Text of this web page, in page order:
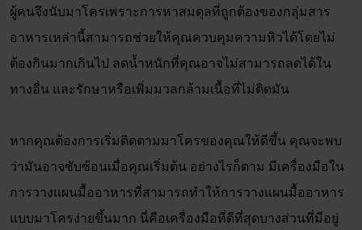
ผู้คนจึงนับมาโครเพราะการหาสมดุลที่ถูกต้องของกลุ่มสาร
อาหารเหล่านี้สามารถช่วยให้คุณควบคุมความหิวได้โดยไม่
ต้องกินมากเกินไป ลดน้ำหนักที่คุณอาจไม่สามารถลดได้ใน
ทางอื่น และรักษาหรือเพิ่มมวลกล้ามเนื้อที่ไม่ติดมัน
หากคุณต้องการเริ่มติดตามมาโครของคุณให้ดีขึ้น คุณจะพบ
ว่ามันอาจซับซ้อนเมื่อคุณเริ่มต้น อย่างไรก็ตาม มีเครื่องมือใน
การวางแผนมื้ออาหารที่สามารถทำให้การวางแผนมื้ออาหาร
แบบมาโครง่ายขึ้นมาก นี่คือเครื่องมือที่ดีที่สุดบางส่วนที่มีอยู่